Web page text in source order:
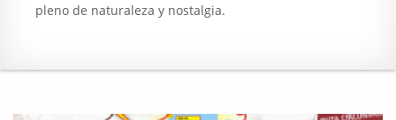
pleno de naturaleza y nostalgia.